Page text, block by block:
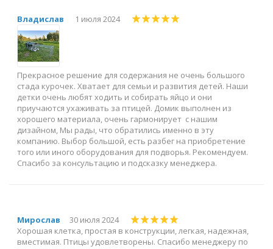
Владислав 1 июля 2024
Прекрасное решение для содержания не очень большого
стада курочек. Хватает для семьи и развития детей. Наши
детки очень любят ходить и собирать яйцо и они
приучаются ухаживать за птицей. Домик выполнен из
хорошего материала, очень гармонирует с нашим
дизайном, Мы рады, что обратились именно в эту
компанию. Выбор большой, есть разбег на приобретение
того или иного оборудования для подворья. Рекомендуем.
Спасибо за консультацию и подсказку менеджера.
Мирослав
30 июля 2024
Хорошая клетка, простая в конструкции, легкая, надежная,
вместимая. Птицы удовлетворены. Спасибо менеджеру по